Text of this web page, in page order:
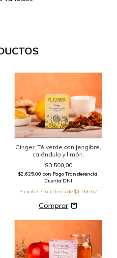
Ginger: Té verde con jengibre,
caléndula y limón.
$3.500,00
$2.625,00 con Pago Transferencia,
Cuenta DNI
3 cuotas sin interés de $1.166,67